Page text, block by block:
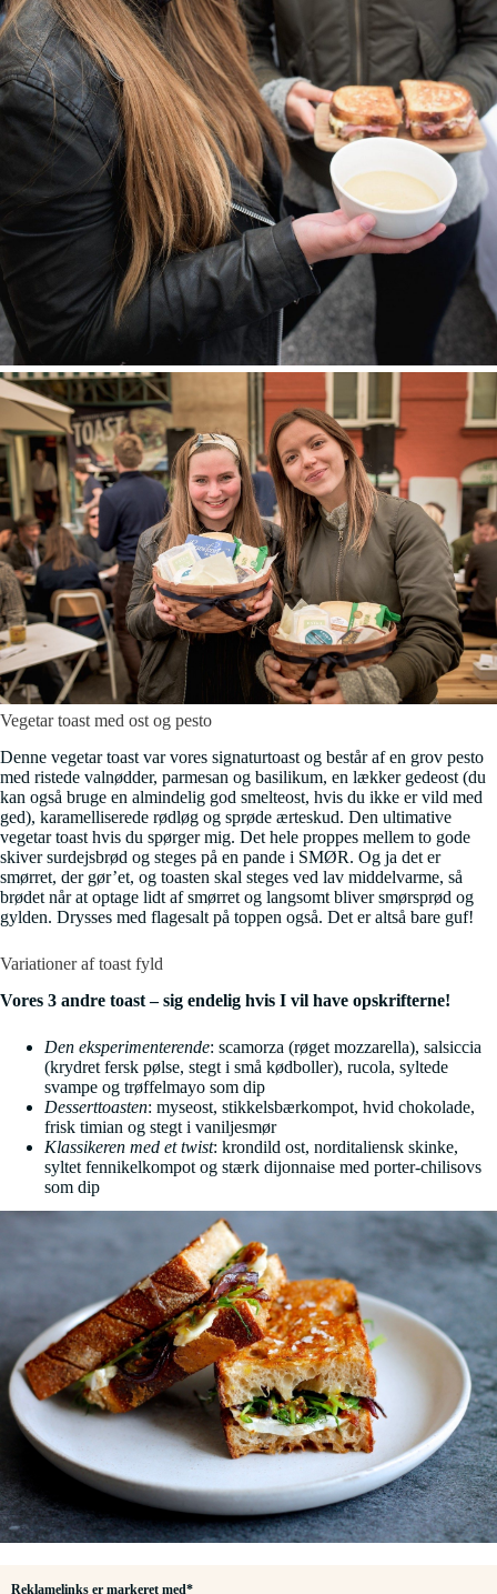
Vegetar toast med ost og pesto
Denne vegetar toast var vores signaturtoast og består af en grov pesto
med ristede valnødder, parmesan og basilikum, en lækker gedeost (du
kan også bruge en almindelig god smelteost, hvis du ikke er vild med
ged), karamelliserede rødløg og sprøde ærteskud. Den ultimative
vegetar toast hvis du spørger mig. Det hele proppes mellem to gode
skiver surdejsbrød og steges på en pande i SMØR. Og ja det er
smørret, der gør’et, og toasten skal steges ved lav middelvarme, så
brødet når at optage lidt af smørret og langsomt bliver smørsprød og
gylden. Drysses med flagesalt på toppen også. Det er altså bare guf!
Variationer af toast fyld
Vores 3 andre toast – sig endelig hvis I vil have opskrifterne!
Den eksperimenterende: scamorza (røget mozzarella), salsiccia
(krydret fersk pølse, stegt i små kødboller), rucola, syltede
svampe og trøffelmayo som dip
Desserttoasten: myseost, stikkelsbærkompot, hvid chokolade,
frisk timian og stegt i vaniljesmør
Klassikeren med et twist: krondild ost, norditaliensk skinke,
syltet fennikelkompot og stærk dijonnaise med porter-chilisovs
som dip
Reklamelinks er markeret med*